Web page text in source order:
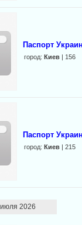
Паспорт
город: Киев| 156
Паспорт
город: Киев| 215
июля 2026